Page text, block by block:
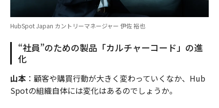
HubSpot Japan カントリーマネージャー 伊佐 裕也
“社員”のための製品「カルチャーコード」の進
化
山本：顧客や購買行動が大きく変わっていくなか、Hub
Spotの組織自体には変化はあるのでしょうか。